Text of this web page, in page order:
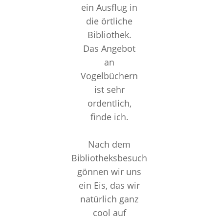
ein Ausflug in
die örtliche
Bibliothek.
Das Angebot
an
Vogelbüchern
ist sehr
ordentlich,
finde ich.
Nach dem
Bibliotheksbesuch
gönnen wir uns
ein Eis, das wir
natürlich ganz
cool auf